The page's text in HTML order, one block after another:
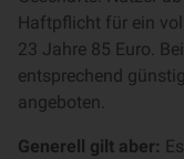
Haftpflicht für ein
23 Jahre 85 Euro.
entsprechend
angeboten.
Generell gilt aber: